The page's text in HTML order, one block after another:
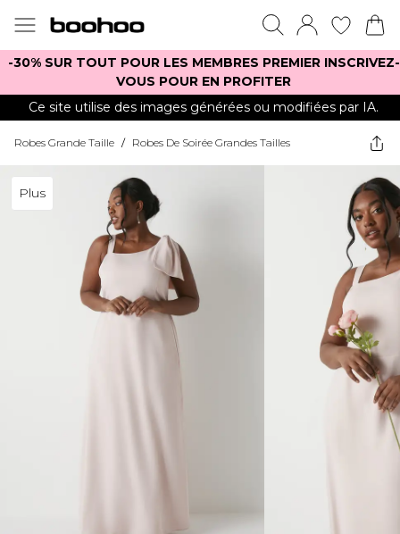
-30% SUR TOUT POUR LES MEMBRES PREMIER INSCRIVEZ-
VOUS POUR EN PROFITER
Ce site utilise des images générées ou modifiées par IA.
Robes Grande Taille / Robes De Soirée Grandes Tailles
Plus